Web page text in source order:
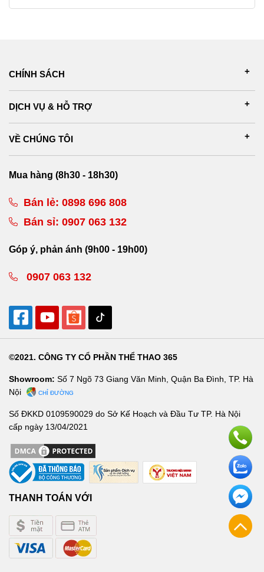
CHÍNH SÁCH
DỊCH VỤ & HỖ TRỢ
VỀ CHÚNG TÔI
Mua hàng (8h30 - 18h30)
Bán lẻ: 0898 696 808
Bán sỉ: 0907 063 132
Góp ý, phản ánh (9h00 - 19h00)
0907 063 132
©2021. CÔNG TY CỔ PHẦN THỂ THAO 365
Showroom: Số 7 Ngõ 73 Giang Văn Minh, Quận Ba Đình, TP. Hà
Nội
CHỈ ĐƯỜNG
Số ĐKKD 0109590029 do Sở Kế Hoạch và Đầu Tư TP. Hà Nội
cấp ngày 13/04/2021
THANH TOÁN VỚI